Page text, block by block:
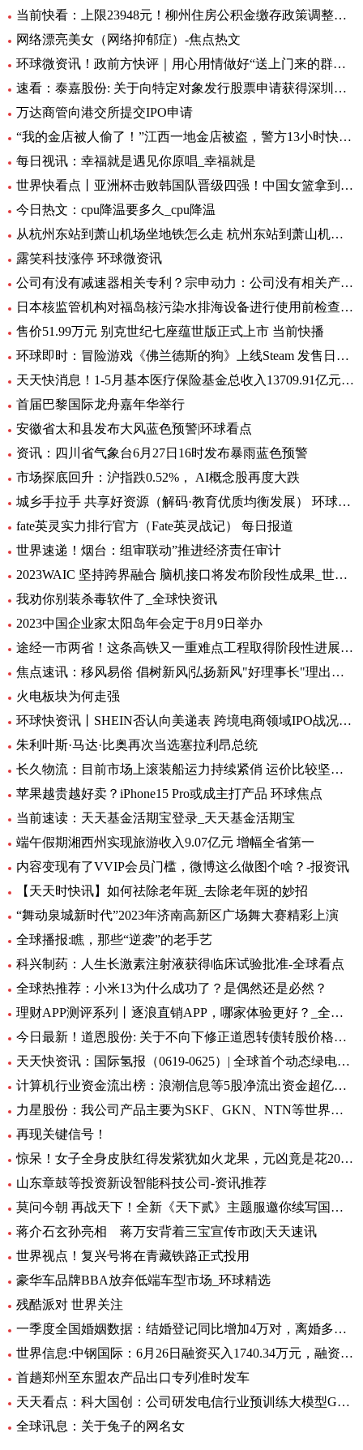
当前快看：上限23948元！柳州住房公积金缴存政策调整，7月起执行
网络漂亮美女（网络抑郁症）-焦点热文
环球微资讯！政前方快评｜用心用情做好“送上门来的群众工作”
速看：泰嘉股份: 关于向特定对象发行股票申请获得深圳证券交易所上市审核中心审核通过的公告
万达商管向港交所提交IPO申请
“我的金店被人偷了！”江西一地金店被盗，警方13小时快速侦破 每日看点
每日视讯：幸福就是遇见你原唱_幸福就是
世界快看点丨亚洲杯击败韩国队晋级四强！中国女篮拿到世界杯及奥运资格赛席位
今日热文：cpu降温要多久_cpu降温
从杭州东站到萧山机场坐地铁怎么走 杭州东站到萧山机场有地铁 环球要闻
露笑科技涨停 环球微资讯
公司有没有减速器相关专利？宗申动力：公司没有相关产品以及专利
日本核监管机构对福岛核污染水排海设备进行使用前检查_速递
售价51.99万元 别克世纪七座蕴世版正式上市 当前快播
环球即时：冒险游戏《佛兰德斯的狗》上线Steam 发售日期待定
天天快消息！1-5月基本医疗保险基金总收入13709.91亿元，同比增长8.2%
首届巴黎国际龙舟嘉年华举行
安徽省太和县发布大风蓝色预警|环球看点
资讯：四川省气象台6月27日16时发布暴雨蓝色预警
市场探底回升：沪指跌0.52%， AI概念股再度大跌
城乡手拉手 共享好资源（解码·教育优质均衡发展） 环球通讯
fate英灵实力排行官方（Fate英灵战记） 每日报道
世界速递！烟台：组审联动”推进经济责任审计
2023WAIC 坚持跨界融合 脑机接口将发布阶段性成果_世界热讯
我劝你别装杀毒软件了_全球快资讯
2023中国企业家太阳岛年会定于8月9日举办
途经一市两省！这条高铁又一重难点工程取得阶段性进展_前沿热点
焦点速讯：移风易俗 倡树新风|弘扬新风"好理事长"理出乡村新风尚
火电板块为何走强
环球快资讯丨SHEIN否认向美递表 跨境电商领域IPO战况如何？
朱利叶斯·马达·比奥再次当选塞拉利昂总统
长久物流：目前市场上滚装船运力持续紧俏 运价比较坚挺-当前速看
苹果越贵越好卖？iPhone15 Pro或成主打产品 环球焦点
当前速读：天天基金活期宝登录_天天基金活期宝
端午假期湘西州实现旅游收入9.07亿元 增幅全省第一
内容变现有了VVIP会员门槛，微博这么做图个啥？-报资讯
【天天时快讯】如何祛除老年斑_去除老年斑的妙招
“舞动泉城新时代”2023年济南高新区广场舞大赛精彩上演
全球播报:瞧，那些“逆袭”的老手艺
科兴制药：人生长激素注射液获得临床试验批准-全球看点
全球热推荐：小米13为什么成功了？是偶然还是必然？
理财APP测评系列丨逐浪直销APP，哪家体验更好？_全球今亮点
今日最新！道恩股份: 关于不向下修正道恩转债转股价格的公告
天天快资讯：国际氢报（0619-0625）| 全球首个动态绿电制氨工厂初具规模；MTU开发液氢航空燃料电池技术；道达尔致力于绿氢炼油……
计算机行业资金流出榜：浪潮信息等5股净流出资金超亿元_世界热文
力星股份：我公司产品主要为SKF、GKN、NTN等世界著名的轴承公司配套 全球热点评
再现关键信号！
惊呆！女子全身皮肤红得发紫犹如火龙果，元凶竟是花20块钱买的……_每日观点
山东章鼓等投资新设智能科技公司-资讯推荐
莫问今朝 再战天下！全新《天下贰》主题服邀你续写国韵风华！_当前播报
蒋介石玄孙亮相 蒋万安背着三宝宣传市政|天天速讯
世界视点！复兴号将在青藏铁路正式投用
豪华车品牌BBA放弃低端车型市场_环球精选
残酷派对 世界关注
一季度全国婚姻数据：结婚登记同比增加4万对，离婚多了12万对
世界信息:中钢国际：6月26日融资买入1740.34万元，融资融券余额2.76亿元
首趟郑州至东盟农产品出口专列准时发车
天天看点：科大国创：公司研发电信行业预训练大模型GC-TeleGPT 现已在电信智能客服等领域实现落地应用
全球讯息：关于兔子的网名女